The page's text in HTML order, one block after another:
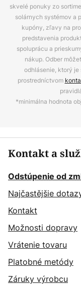
skvelé ponuky zo
solárnych systémov a
kupóny, zľavy na
predstavenia
spoluprácu a
nákup. Odber
odhlásenie, ktorý
prostredníctvom
*minimálna hodnota
Kontakt a
Odstúpenie od
Najčastějšie
Kontakt
Možnosti dopravy
Vrátenie tovaru
Platobné metódy
Záruky výrobcu